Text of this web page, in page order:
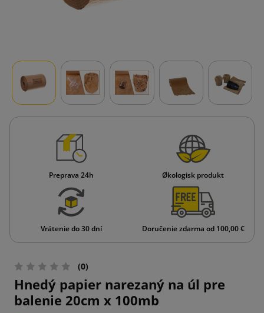
Preprava 24h Økologisk produkt
Vrátenie do 30 dní Doručenie zdarma od 100,00 €
(0)
Hnedý papier narezaný na úl pre
balenie 20cm x 100mb